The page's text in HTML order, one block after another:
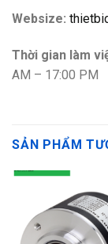
Websize:
Thời gian làm
AM – 17:00 PM
SẢN PHẨM